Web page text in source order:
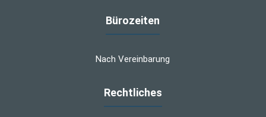
Bürozeiten
Nach Vereinbarung
Rechtliches